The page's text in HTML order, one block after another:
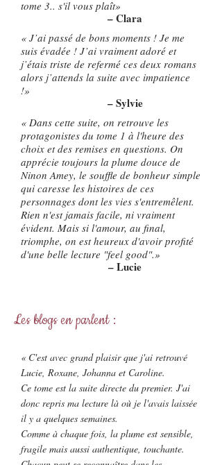
tome 3.. s'il vous plaît»
– Clara
« J’ai passé de bons moments ! Je me
suis évadée ! J’ai vraiment adoré et
j’étais triste de refermé ces deux romans
alors j’attends la suite avec impatience
!»
– Sylvie
« Dans cette suite, on retrouve les
protagonistes du tome 1 à l'heure des
choix et des remises en questions. On
apprécie toujours la plume douce de
Ninon Amey, le souffle de bonheur simple
qui caresse les histoires de ces
personnages dont les vies s'entremêlent.
Rien n'est jamais facile, ni vraiment
évident. Mais si l'amour, au final,
triomphe, on est heureux d'avoir profité
d'une belle lecture "feel good".»
– Lucie
Les blogs en parlent :
« C'est avec grand plaisir que j'ai retrouvé
Lucie, Roxane, Johanna et Caroline.
Ce tome est la suite directe du premier. J'ai
donc repris ma lecture là où je l'avais laissée
il y a quelques semaines.
Comme à chaque fois, la plume est sensible,
fragile mais aussi authentique, touchante.